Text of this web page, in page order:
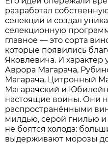
разработал
селекции и создал
селекционную
главное — это сорта
которые появились
Яковлевича. И характер
Аврора Магарача,
Магарача, Цитронный
Магарачский и
настоящие воины. Они
распространёнными
милдью, серой гнилью
не боятся холода:
выдерживают морозы